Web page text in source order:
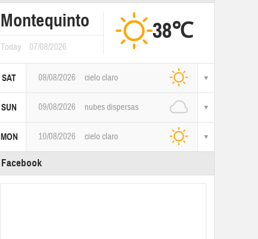
Montequinto
Today 07/08/2026
38℃
SAT 08/08/2026 cielo claro
SUN 09/08/2026 nubes dispersas
MON 10/08/2026 cielo claro
Facebook